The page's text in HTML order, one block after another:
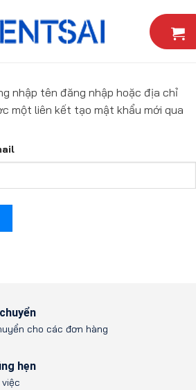
nhập tên đăng nhập hoặc địa chỉ
một liên kết tạo mật khẩu mới qua
cho các đơn hàng
hẹn